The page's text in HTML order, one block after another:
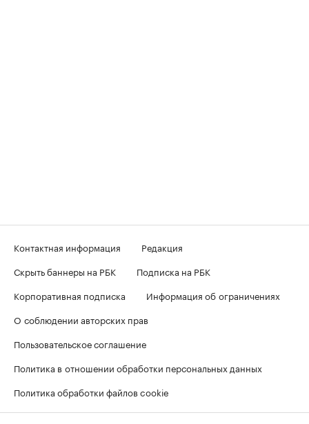
Контактная информация
Редакция
Скрыть баннеры на РБК
Подписка на РБК
Корпоративная подписка
Информация об ограничениях
О соблюдении авторских прав
Пользовательское соглашение
Политика в отношении обработки персональных данных
Политика обработки файлов cookie